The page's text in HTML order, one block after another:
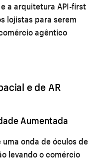
a arquitetura API-first
lojistas para serem
agêntico
e de AR
Aumentada
uma onda de óculos de
levando o comércio